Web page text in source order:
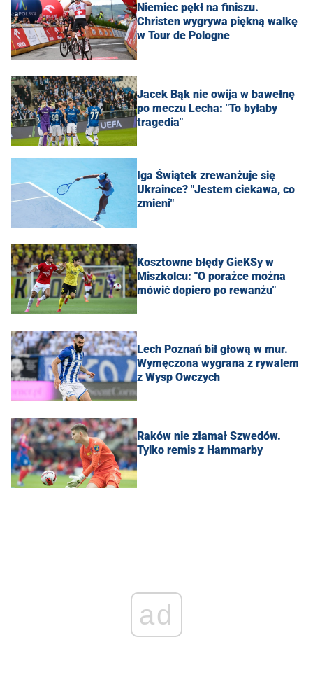
Niemiec pękł na finiszu.
Christen wygrywa piękną walkę
w Tour de Pologne
Jacek Bąk nie owija w bawełnę
po meczu Lecha: "To byłaby
tragedia"
Iga Świątek zrewanżuje się
Ukraince? "Jestem ciekawa, co
zmieni"
Kosztowne błędy GieKSy w
Miszkolcu: "O porażce można
mówić dopiero po rewanżu"
Lech Poznań bił głową w mur.
Wymęczona wygrana z rywalem
z Wysp Owczych
Raków nie złamał Szwedów.
Tylko remis z Hammarby
ad